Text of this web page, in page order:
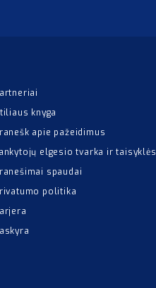
knyga
apie pažeidimus
elgesio tvarka ir taisyklės
spaudai
politika